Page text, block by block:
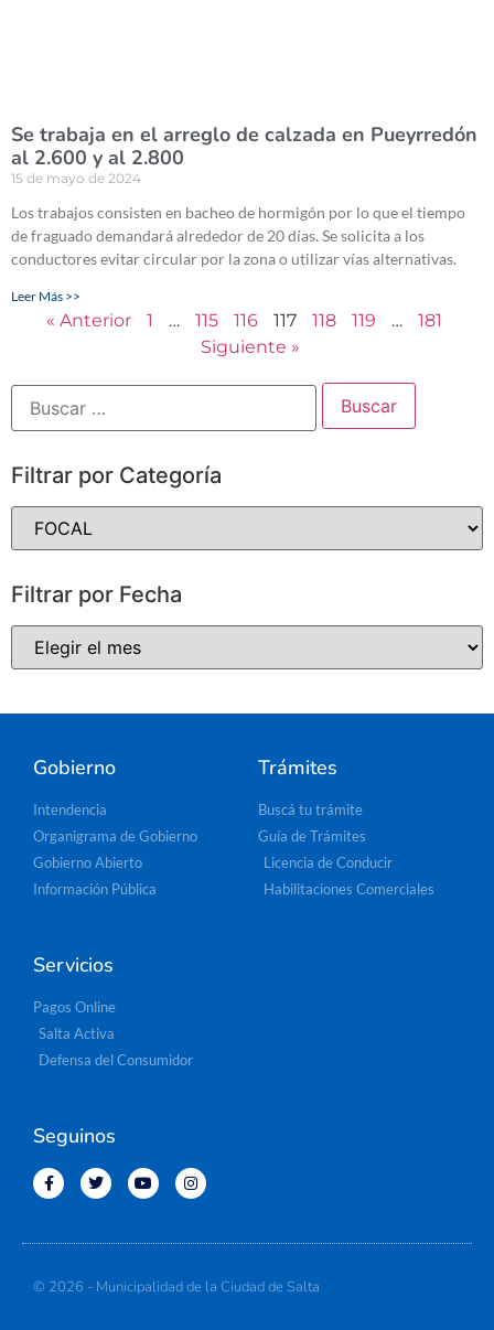
Se trabaja en el arreglo de calzada en Pueyrredón
al 2.600 y al 2.800
15 de mayo de 2024
Los trabajos consisten en bacheo de hormigón por lo que el tiempo
de fraguado demandará alrededor de 20 días. Se solicita a los
conductores evitar circular por la zona o utilizar vías alternativas.
Leer Más >>
« Anterior 1 … 115 116 117 118 119 …
181
Siguiente »
Filtrar por Categoría
Filtrar por Fecha
Gobierno
Intendencia
Organigrama de Gobierno
Gobierno Abierto
Información Pública
Trámites
Buscá tu trámite
Guía de Trámites
Licencia de Conducir
Habilitaciones Comerciales
Servicios
Pagos Online
Salta Activa
Defensa del Consumidor
Seguinos
© 2026 - Municipalidad de la Ciudad de Salta